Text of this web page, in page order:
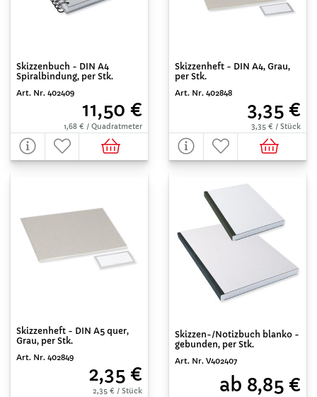
Skizzenbuch - DIN A4
Spiralbindung, per Stk.
Art. Nr. 402409
11,50 €
1,68 € / Quadratmeter
Skizzenheft - DIN A4, Grau,
per Stk.
Art. Nr. 402848
3,35 €
3,35 € / Stück
Skizzenheft - DIN A5 quer,
Grau, per Stk.
Art. Nr. 402849
2,35 €
2,35 € / Stück
Skizzen-/Notizbuch blanko -
gebunden, per Stk.
Art. Nr. V402407
ab 8,85 €